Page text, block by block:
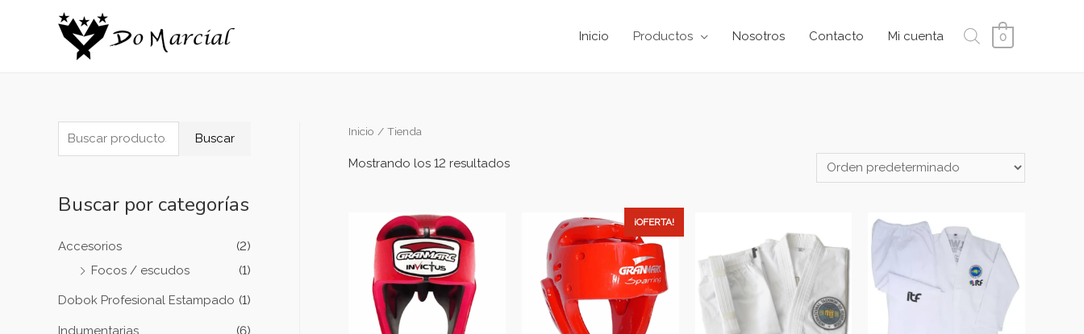
Inicio Productos Nosotros Contacto Mi cuenta 0
Buscar
Buscar por categorías
Accesorios
(2)
Focos / escudos
(1)
Dobok Profesional Estampado (1)
Indumentarias
(6)
Inicio / Tienda
Mostrando los 12 resultados
¡OFERTA!